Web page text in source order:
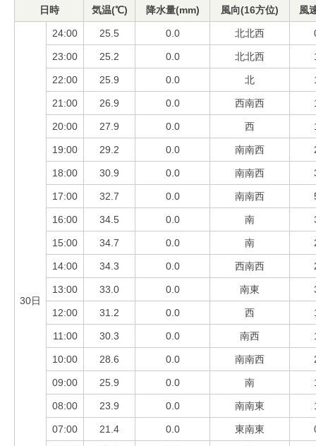
日時 気温(℃) 降水量(mm) 風向(16方位) 風
30日
24:00 25.5 0.0 北北西
23:00 25.2 0.0 北北西
22:00 25.9 0.0 北
21:00 26.9 0.0 西南西
20:00 27.9 0.0 西
19:00 29.2 0.0 南南西
18:00 30.9 0.0 南南西
17:00 32.7 0.0 南南西
16:00 34.5 0.0 南
15:00 34.7 0.0 南
14:00 34.3 0.0 西南西
13:00 33.0 0.0 南東
12:00 31.2 0.0 西
11:00 30.3 0.0 南西
10:00 28.6 0.0 南南西
09:00 25.9 0.0 南
08:00 23.9 0.0 南南東
07:00 21.4 0.0 東南東